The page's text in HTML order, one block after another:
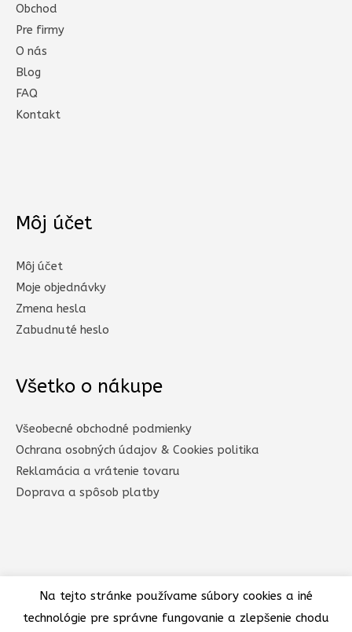
Obchod
Pre firmy
O nás
Blog
FAQ
Kontakt
Môj účet
Môj účet
Moje objednávky
Zmena hesla
Zabudnuté heslo
Všetko o nákupe
Všeobecné obchodné podmienky
Ochrana osobných údajov & Cookies politika
Reklamácia a vrátenie tovaru
Doprava a spôsob platby​
Na tejto stránke používame súbory cookies a iné
technológie pre správne fungovanie a zlepšenie chodu